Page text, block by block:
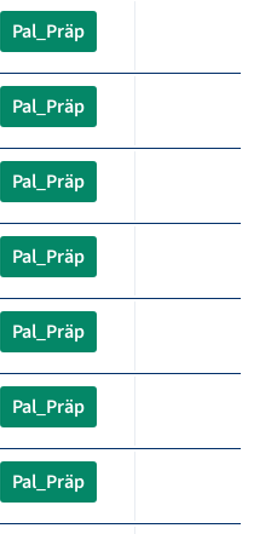
Pal_Präp
Pal_Präp
Pal_Präp
Pal_Präp
Pal_Präp
Pal_Präp
Pal_Präp